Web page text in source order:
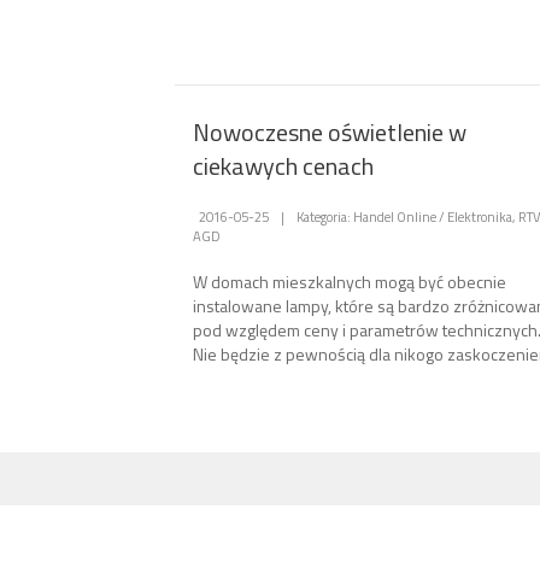
Nowoczesne oświetlenie w
ciekawych cenach
2016-05-25 |
Kategoria: Handel Online / Elektronika,
AGD
W domach mieszkalnych mogą być obecnie
instalowane lampy, które są bardzo
pod względem ceny i parametrów technicznych.
Nie będzie z pewnością dla nikogo